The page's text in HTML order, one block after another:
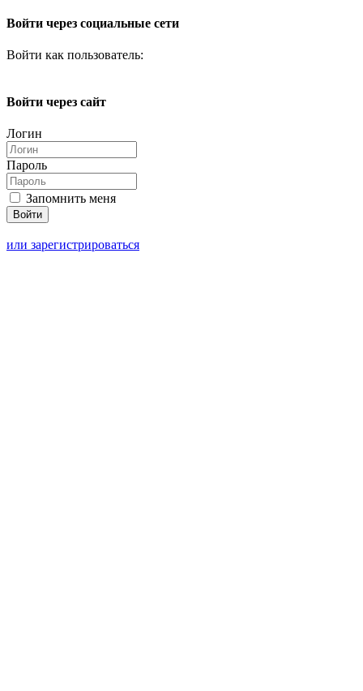
Войти через социальные сети
Войти как пользователь:
Войти через сайт
Логин
Пароль
Запомнить меня
или зарегистрироваться